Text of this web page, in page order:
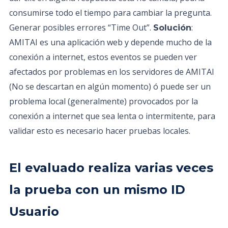
consumirse todo el tiempo para cambiar la pregunta.
Generar posibles errores “Time Out”. Solución:
AMITAI es una aplicación web y depende mucho de la
conexión a internet, estos eventos se pueden ver
afectados por problemas en los servidores de AMITAI
(No se descartan en algún momento) ó puede ser un
problema local (generalmente) provocados por la
conexión a internet que sea lenta o intermitente, para
validar esto es necesario hacer pruebas locales.
El evaluado realiza varias veces
la prueba con un mismo ID
Usuario